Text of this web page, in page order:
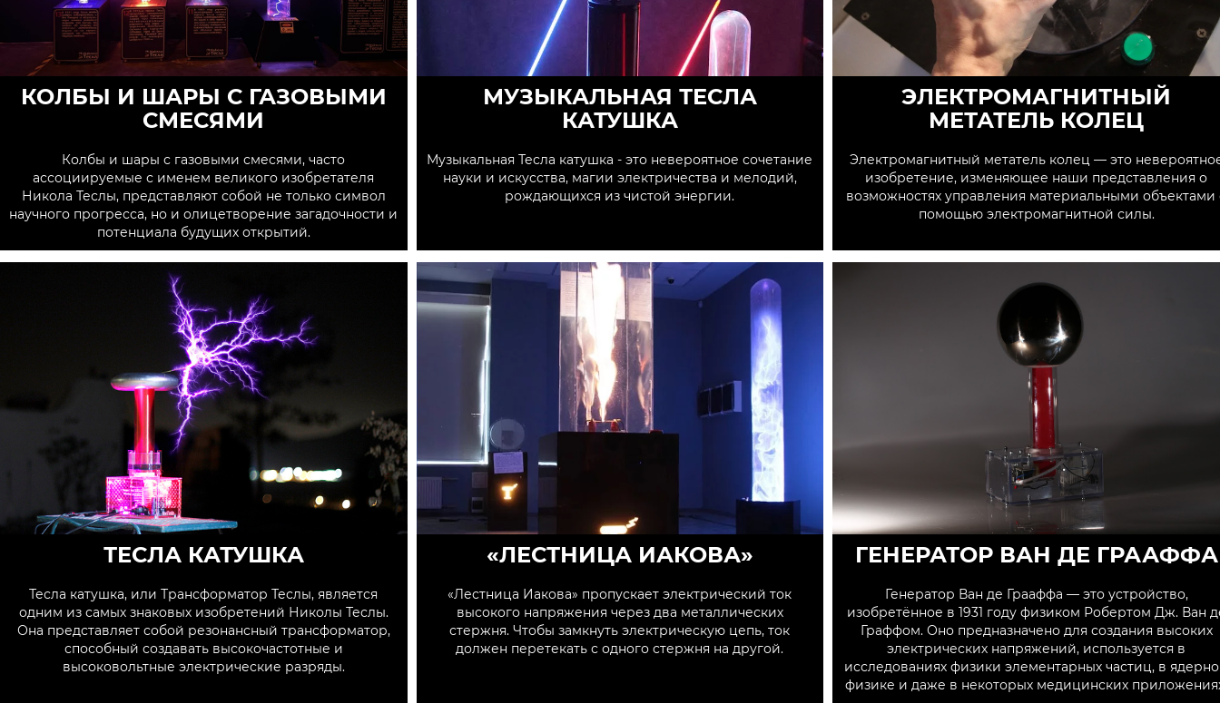
КОЛБЫ И ШАРЫ С ГАЗОВЫМИ
СМЕСЯМИ
Колбы и шары с газовыми смесями, часто
ассоциируемые с именем великого изобретателя
Никола Теслы, представляют собой не только символ
научного прогресса, но и олицетворение загадочности и
потенциала будущих открытий.
МУЗЫКАЛЬНАЯ ТЕСЛА
КАТУШКА
Музыкальная Тесла катушка - это невероятное сочетание
науки и искусства, магии электричества и мелодий,
рождающихся из чистой энергии.
ЭЛЕКТРОМАГНИТНЫЙ
МЕТАТЕЛЬ КОЛЕЦ
Электромагнитный метатель колец — это
изобретение, изменяющее наши представления о
возможностях управления материальными объектами
помощью электромагнитной силы.
ТЕСЛА КАТУШКА
Тесла катушка, или Трансформатор Теслы, является
одним из самых знаковых изобретений Николы Теслы.
Она представляет собой резонансный трансформатор,
способный создавать высокочастотные и
высоковольтные электрические разряды.
«ЛЕСТНИЦА ИАКОВА»
«Лестница Иакова» пропускает электрический ток
высокого напряжения через два металлических
стержня. Чтобы замкнуть электрическую цепь, ток
должен перетекать с одного стержня на другой.
ГЕНЕРАТОР ВАН ДЕ ГРААФФА
Генератор Ван де Грааффа — это устройство,
изобретённое в 1931 году физиком Робертом Дж. Ван
Граффом. Оно предназначено для создания высоких
электрических напряжений, используется в
исследованиях физики элементарных частиц, в
физике и даже в некоторых медицинских